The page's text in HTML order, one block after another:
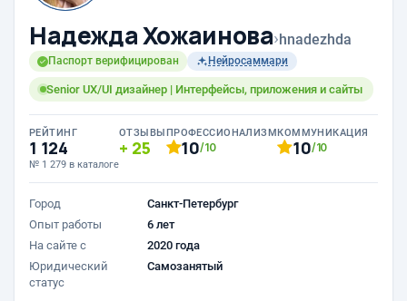
Надежда Хожаинова›hnadezhda
Паспорт верифицирован Нейросаммари
Senior UX/UI дизайнер | Интерфейсы, приложения и сайты
РЕЙТИНГ
1 124
№ 1 279 в каталоге
ОТЗЫВЫ
25
ПРОФЕССИОНАЛИЗМ
10/10
КОММУНИКАЦИЯ
10/10
Город
Санкт-Петербург
Опыт работы
6 лет
На сайте с
2020 года
Юридический
статус
Самозанятый